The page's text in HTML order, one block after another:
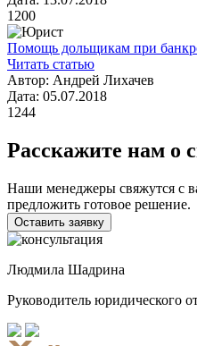
1200
Помощь дольщикам при
Читать статью
Автор: Андрей Лихачев
Дата: 05.07.2018
1244
Расскажите нам о
Наши менеджеры свяжутся с
предложить готовое решение.
Оставить заявку
Людмила Шадрина
Руководитель юридического